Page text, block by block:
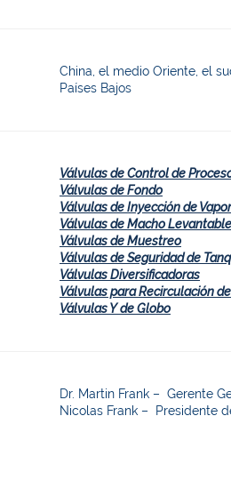
China, el medio Oriente, el
Países Bajos
Válvulas de Control de
Válvulas de Fondo
Válvulas de Inyección de Vapor
Válvulas de Macho Levantable
Válvulas de Muestreo
Válvulas de Seguridad de
Válvulas Diversificadoras
Válvulas para Recirculación
Válvulas Y de Globo
Dr. Martin Frank – Gerente
Nicolas Frank – Presidente